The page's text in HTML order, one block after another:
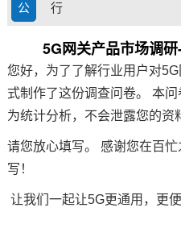
技术与支持
在线文档
方案定制
淘宝商城
公
动
态
行
业
资
讯
5G网关产品市场调
您好，为了了解行业用户对5G
式制作了这份调查问卷。 本
为统计分析，不会泄露您的资
请您放心填写。 感谢您在百
写！
让我们一起让5G更通用，更